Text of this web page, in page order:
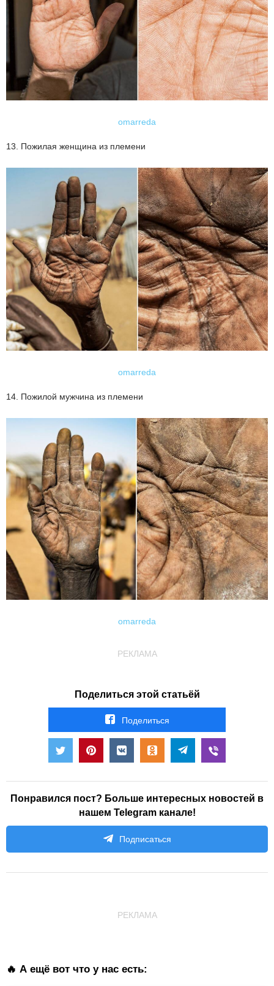
omarreda
13. Пожилая женщина из племени
omarreda
14. Пожилой мужчина из племени
omarreda
РЕКЛАМА
Поделиться этой статьёй
Поделиться
Понравился пост? Больше интересных новостей в
нашем Telegram канале!
Подписаться
РЕКЛАМА
🔥 А ещё вот что у нас есть: